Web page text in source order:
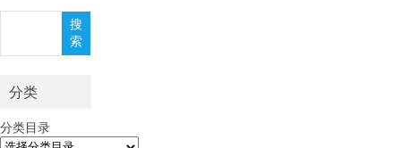
搜
索
分类
分类目录